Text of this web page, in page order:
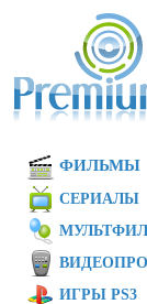
ФИЛЬМЫ
СЕРИАЛЫ
ИГРЫ PS3